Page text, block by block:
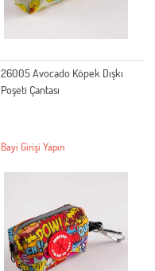
26005 Avocado Köpek Dışkı
Poşeti Çantası
Bayi Girişi Yapın